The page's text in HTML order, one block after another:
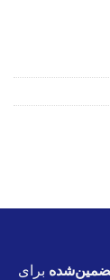
تضمین‌شده برای